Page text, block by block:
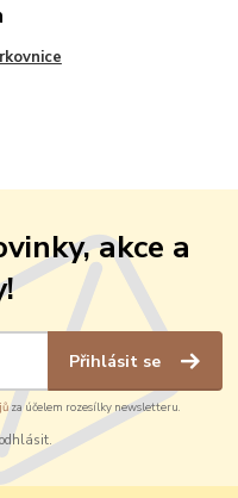
akce a
Přihlásit se
za účelem rozesílky newsletteru.